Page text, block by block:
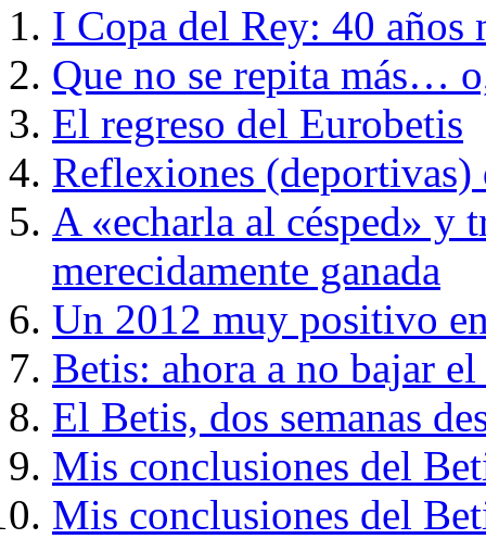
I Copa del Rey: 40 años
Que no se repita más…
El regreso del Eurobetis
Reflexiones (deportivas)
A «echarla al césped» y
merecidamente ganada
Un 2012 muy positivo
Betis: ahora a no bajar
El Betis, dos semanas
Mis conclusiones del
Mis conclusiones del